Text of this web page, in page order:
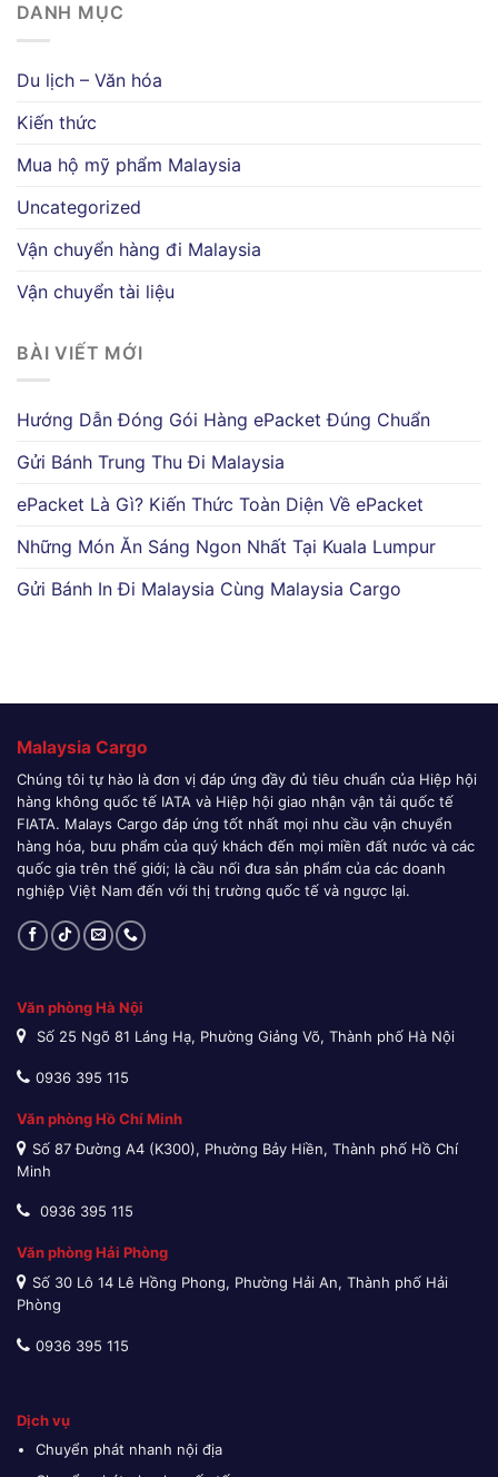
DANH MỤC
Du lịch – Văn hóa
Kiến thức
Mua hộ mỹ phẩm Malaysia
Uncategorized
Vận chuyển hàng đi Malaysia
Vận chuyển tài liệu
BÀI VIẾT MỚI
Hướng Dẫn Đóng Gói Hàng ePacket Đúng Chuẩn
Gửi Bánh Trung Thu Đi Malaysia
ePacket Là Gì? Kiến Thức Toàn Diện Về ePacket
Những Món Ăn Sáng Ngon Nhất Tại Kuala Lumpur
Gửi Bánh In Đi Malaysia Cùng Malaysia Cargo
Malaysia Cargo
Chúng tôi tự hào là đơn vị đáp ứng đầy đủ tiêu chuẩn của Hiệp hội
hàng không quốc tế IATA và Hiệp hội giao nhận vận tải quốc tế
FIATA. Malays Cargo đáp ứng tốt nhất mọi nhu cầu vận chuyển
hàng hóa, bưu phẩm của quý khách đến mọi miền đất nước và các
quốc gia trên thế giới; là cầu nối đưa sản phẩm của các doanh
nghiệp Việt Nam đến với thị trường quốc tế và ngược lại.
Văn phòng Hà Nội
Số 25 Ngõ 81 Láng Hạ, Phường Giảng Võ, Thành phố Hà Nội
0936 395 115
Văn phòng Hồ Chí Minh
Số 87 Đường A4 (K300), Phường Bảy Hiền, Thành phố Hồ Chí
Minh
0936 395 115
Văn phòng Hải Phòng
Số 30 Lô 14 Lê Hồng Phong, Phường Hải An, Thành phố Hải
Phòng
0936 395 115
Dịch vụ
Chuyển phát nhanh nội địa